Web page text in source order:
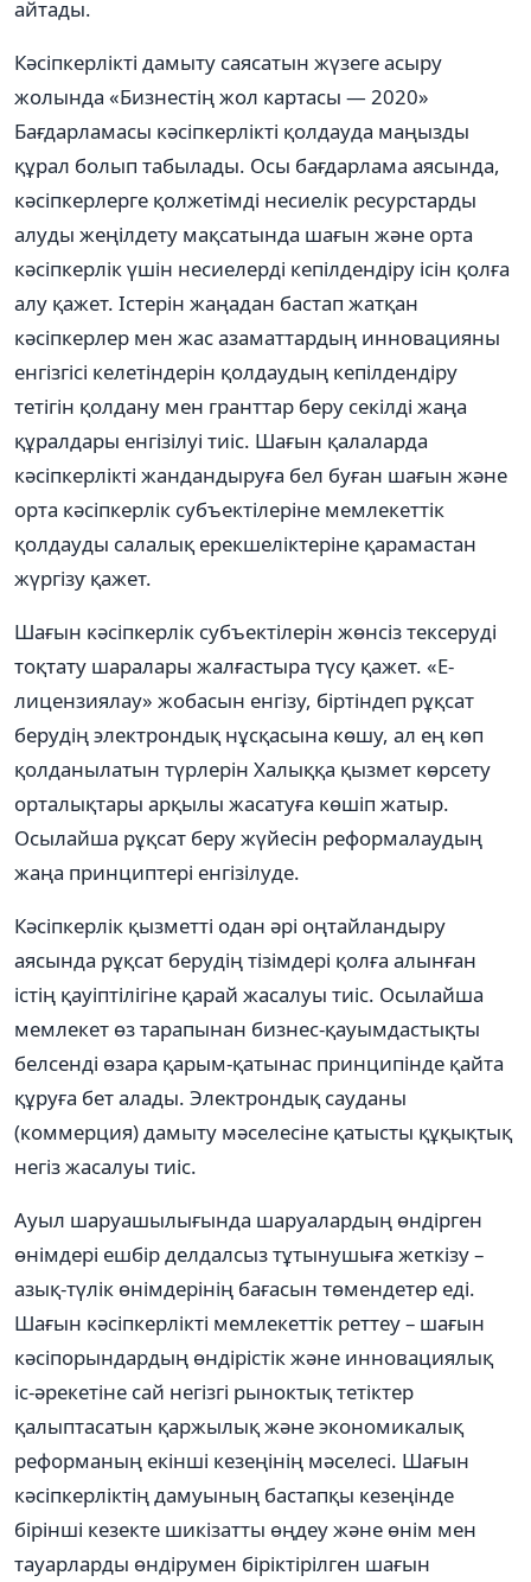
айтады.
Кəсіпкерлікті дамыту саясатын жүзеге асыру
жолында «Бизнестің жол картасы — 2020»
Бағдарламасы кəсіпкерлікті қолдауда маңызды
құрал болып табылады. Осы бағдарлама аясында,
кəсіпкерлерге қолжетімді несиелік ресурстарды
алуды жеңілдету мақсатында шағын жəне орта
кəсіпкерлік үшін несиелерді кепілдендіру ісін қолға
алу қажет. Істерін жаңадан бастап жатқан
кəсіпкерлер мен жас азаматтардың инновацияны
енгізгісі келетіндерін қолдаудың кепілдендіру
тетігін қолдану мен гранттар беру секілді жаңа
құралдары енгізілуі тиіс. Шағын қалаларда
кəсіпкерлікті жандандыруға бел буған шағын жəне
орта кəсіпкерлік субъектілеріне мемлекеттік
қолдауды салалық ерекшеліктеріне қарамастан
жүргізу қажет.
Шағын кəсіпкерлік субъектілерін жөнсіз тексеруді
тоқтату шаралары жалғастыра түсу қажет. «Е-
лицензиялау» жобасын енгізу, біртіндеп рұқсат
берудің электрондық нұсқасына көшу, ал ең көп
қолданылатын түрлерін Халыққа қызмет көрсету
орталықтары арқылы жасатуға көшіп жатыр.
Осылайша рұқсат беру жүйесін реформалаудың
жаңа принциптері енгізілуде.
Кəсіпкерлік қызметті одан əрі оңтайландыру
аясында рұқсат берудің тізімдері қолға алынған
істің қауіптілігіне қарай жасалуы тиіс. Осылайша
мемлекет өз тарапынан бизнес-қауымдастықты
белсенді өзара қарым-қатынас принципінде қайта
құруға бет алады. Электрондық сауданы
(коммерция) дамыту мəселесіне қатысты құқықтық
негіз жасалуы тиіс.
Ауыл шаруашылығында шаруалардың өндірген
өнімдері ешбір делдалсыз тұтынушыға жеткізу –
азық-түлік өнімдерінің бағасын төмендетер еді.
Шағын кəсіпкерлікті мемлекеттік реттеу – шағын
кəсіпорындардың өндірістік жəне инновациялық
іс-əрекетіне сай негізгі рыноктық тетіктер
қалыптасатын қаржылық жəне экономикалық
реформаның екінші кезеңінің мəселесі. Шағын
кəсіпкерліктің дамуының бастапқы кезеңінде
бірінші кезекте шикізатты өңдеу жəне өнім мен
тауарларды өндірумен біріктірілген шағын